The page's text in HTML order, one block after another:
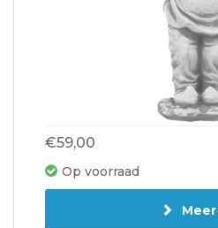
€59,00
Op voorraad